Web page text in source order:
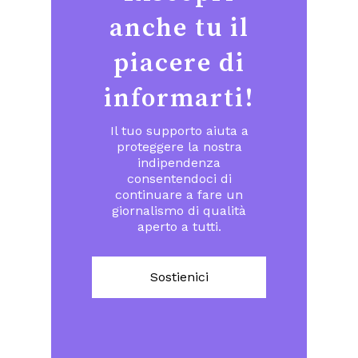
anche tu il
piacere di
informarti!
Il tuo supporto aiuta a
proteggere la nostra
indipendenza
consentendoci di
continuare a fare un
giornalismo di qualità
aperto a tutti.
Sostienici